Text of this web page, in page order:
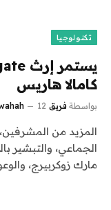
تكنولوجيا
كامالا هاريس
بواسطة فريق alwahah 12 أغسطس، 2024
المزيد من
الجماعي، والتبشير
مارك زوكربيرج،